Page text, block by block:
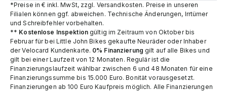
*Preise in € inkl. MwSt, zzgl. Versandkosten. Preise in unseren
Filialen können ggf. abweichen. Technische Änderungen, Irrtümer
und Schreibfehler vorbehalten.
** Kostenlose Inspektiongültig im Zeitraum von Oktober bis
Februar für bei Little John Bikes gekaufte Neuräder oder Inhaber
der Velocard Kundenkarte. 0% Finanzierung gilt auf alle Bikes und
gilt bei einer Laufzeit von 12 Monaten. Regulär ist die
Finanzierungslaufzeit wählbar zwischen 6 und 48 Monaten für eine
Finanzierungssumme bis 15.000 Euro. Bonität vorausgesetzt.
Finanzierungen ab 100 Euro Kaufpreis möglich. Alle Finanzierungen